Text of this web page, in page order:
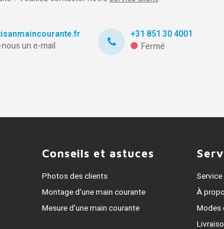
un e-mail
+31 851 30 4001
Fermé
Conseils et astuces
Photos des clients
Montage d'une main courante
Mesure d'une main courante
À
Modes